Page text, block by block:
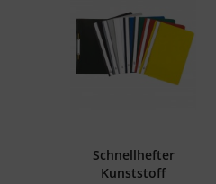
Schnellhefter
Kunststoff